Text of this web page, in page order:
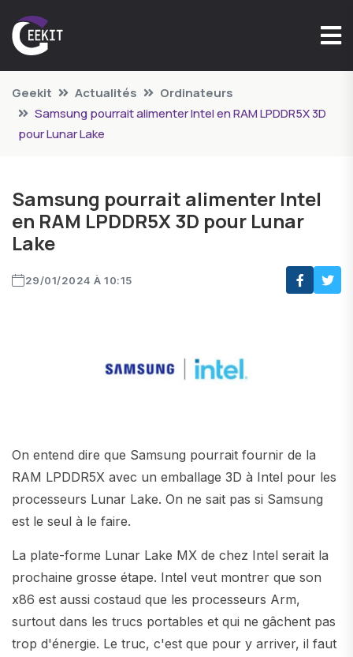
Geekit Actualités
Ordinateurs
Samsung pourrait alimenter Intel en RAM LPDDR5X 3D
pour Lunar Lake
Samsung pourrait alimenter Intel
en RAM LPDDR5X 3D pour Lunar
Lake
29/01/2024 À 10:15
On entend dire que Samsung pourrait fournir de la
RAM LPDDR5X avec un emballage 3D à Intel pour les
processeurs Lunar Lake. On ne sait pas si Samsung
est le seul à le faire.
La plate-forme Lunar Lake MX de chez Intel serait la
prochaine grosse étape. Intel veut montrer que son
x86 est aussi costaud que les processeurs Arm,
surtout dans les trucs portables et qui ne gâchent pas
trop d'énergie. Le truc, c'est que pour y arriver, il faut